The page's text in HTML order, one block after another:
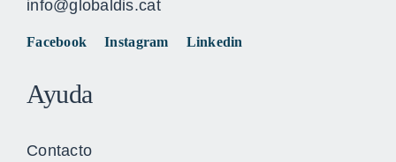
info@globaldis.cat
Facebook Instagram Linkedin
Ayuda
Contacto